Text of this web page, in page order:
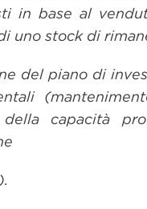
in base al
uno stock di
del piano di
della capacità